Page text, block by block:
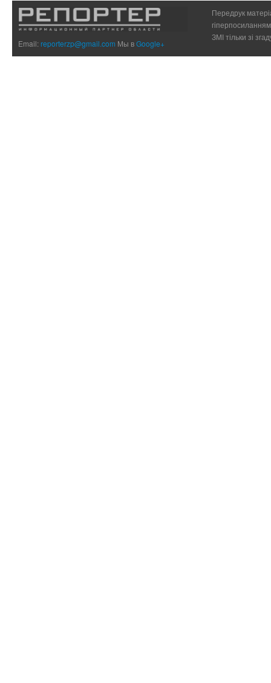
Email:reporterzp@gmail.com Мы вGoogle+
Передрук
ЗМІ тільки зі